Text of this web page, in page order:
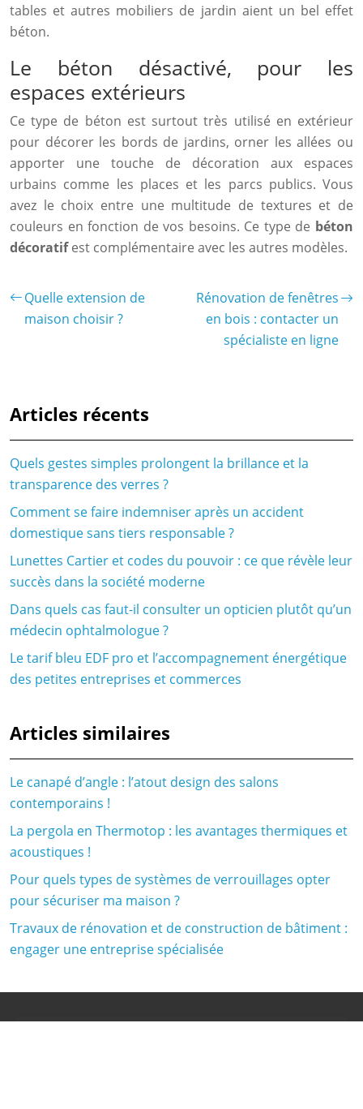
tables et autres mobiliers de jardin aient un bel effet
béton.
Le béton désactivé, pour les
espaces extérieurs
Ce type de béton est surtout très utilisé en extérieur
pour décorer les bords de jardins, orner les allées ou
apporter une touche de décoration aux espaces
urbains comme les places et les parcs publics. Vous
avez le choix entre une multitude de textures et de
couleurs en fonction de vos besoins. Ce type de béton
décoratifest complémentaire avec les autres modèles.
Quelle extension de
maison choisir ?
Rénovation de fenêtres
en bois : contacter un
spécialiste en ligne
Articles récents
Quels gestes simples prolongent la brillance et la
transparence des verres ?
Comment se faire indemniser après un accident
domestique sans tiers responsable ?
Lunettes Cartier et codes du pouvoir : ce que révèle leur
succès dans la société moderne
Dans quels cas faut-il consulter un opticien plutôt qu’un
médecin ophtalmologue ?
Le tarif bleu EDF pro et l’accompagnement énergétique
des petites entreprises et commerces
Articles similaires
Le canapé d’angle : l’atout design des salons
contemporains !
La pergola en Thermotop : les avantages thermiques et
acoustiques !
Pour quels types de systèmes de verrouillages opter
pour sécuriser ma maison ?
Travaux de rénovation et de construction de bâtiment :
engager une entreprise spécialisée